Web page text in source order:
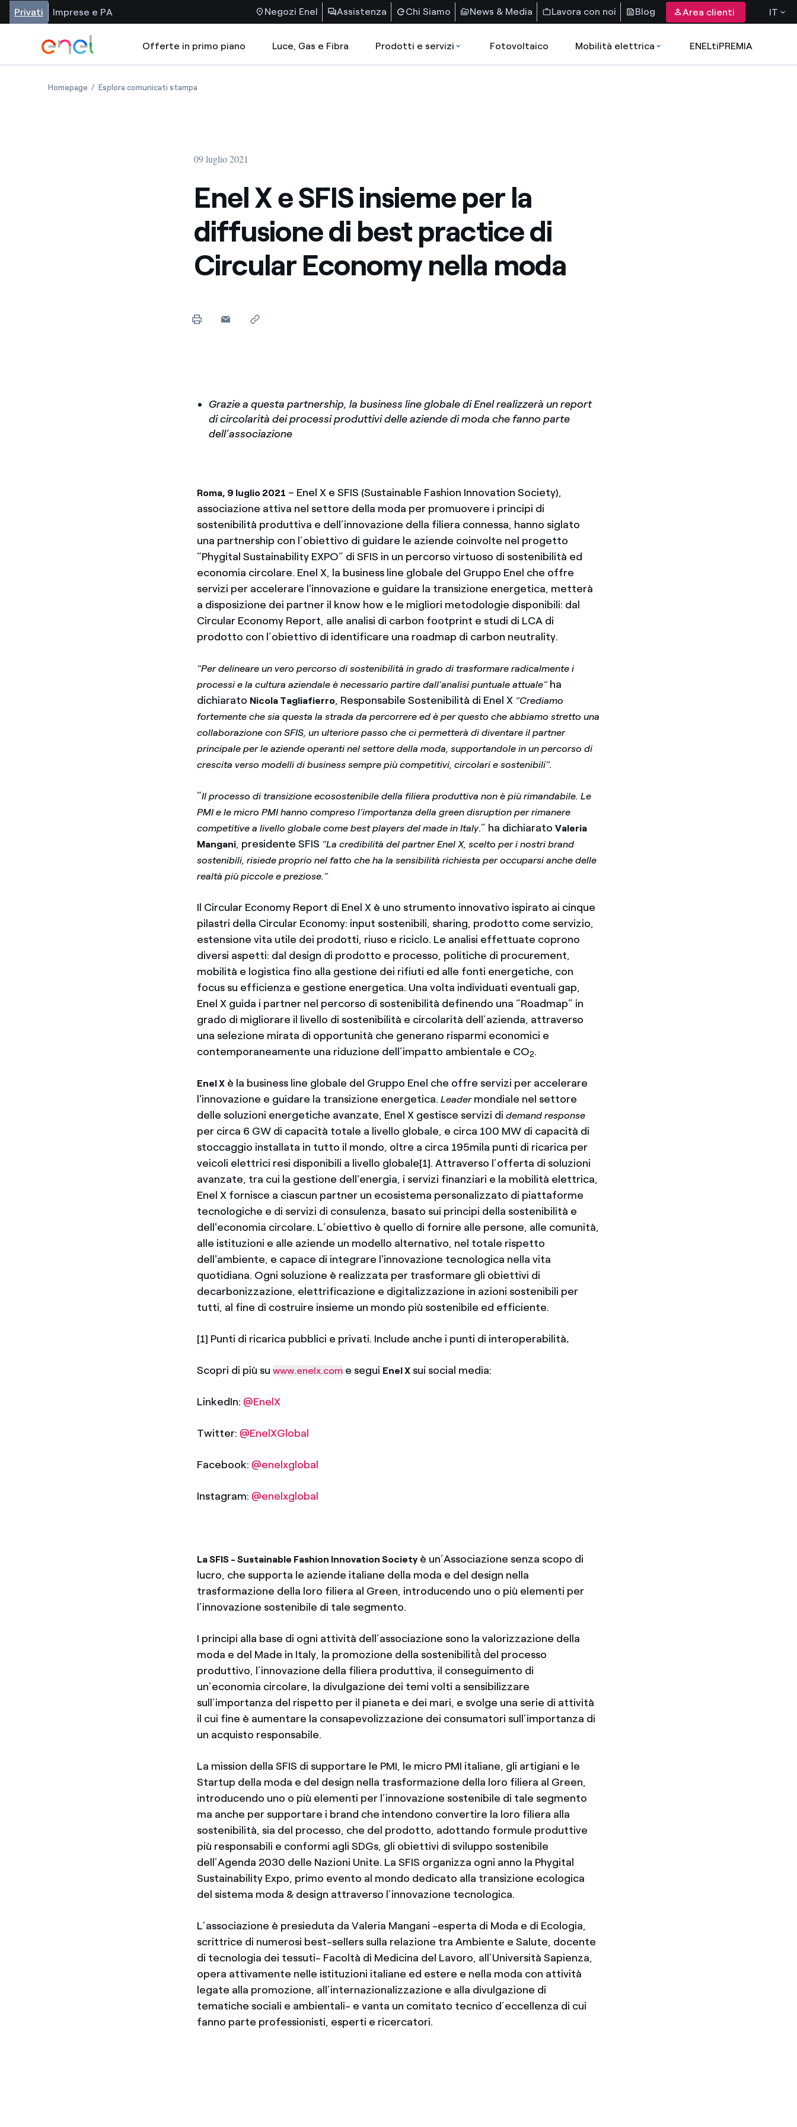
Privati Imprese e PA Negozi Enel Assistenza Chi Siamo News & Media Lavora con noi Blog Area clienti IT
Offerte in primo piano Luce, Gas e Fibra Prodotti e servizi Fotovoltaico Mobilità elettrica ENELtiPREMIA
Homepage Esplora comunicati stampa
09 luglio 2021
Enel X e SFIS insieme per la
diffusione di best practice di
Circular Economy nella moda
Grazie a questa partnership, la business line globale di Enel realizzerà un report
di circolarità dei processi produttivi delle aziende di moda che fanno parte
dell’associazione
Roma, 9 luglio 2021 – Enel X e SFIS (Sustainable Fashion Innovation Society),
associazione attiva nel settore della moda per promuovere i principi di
sostenibilità produttiva e dell’innovazione della filiera connessa, hanno siglato
una partnership con l’obiettivo di guidare le aziende coinvolte nel progetto
“Phygital Sustainability EXPO” di SFIS in un percorso virtuoso di sostenibilità ed
economia circolare. Enel X, la business line globale del Gruppo Enel che offre
servizi per accelerare l'innovazione e guidare la transizione energetica, metterà
a disposizione dei partner il know how e le migliori metodologie disponibili: dal
Circular Economy Report, alle analisi di carbon footprint e studi di LCA di
prodotto con l’obiettivo di identificare una roadmap di carbon neutrality.
“Per delineare un vero percorso di sostenibilità in grado di trasformare radicalmente i
processi e la cultura aziendale è necessario partire dall’analisi puntuale attuale” ha
dichiarato Nicola Tagliafierro, Responsabile Sostenibilità di Enel X “Crediamo
fortemente che sia questa la strada da percorrere ed è per questo che abbiamo stretto una
collaborazione con SFIS, un ulteriore passo che ci permetterà di diventare il partner
principale per le aziende operanti nel settore della moda, supportandole in un percorso di
crescita verso modelli di business sempre più competitivi, circolari e sostenibili”.
“Il processo di transizione ecosostenibile della filiera produttiva non è più rimandabile. Le
PMI e le micro PMI hanno compreso l’importanza della green disruption per rimanere
competitive a livello globale come best players del made in Italy.” ha dichiaratoValeria
Mangani, presidente SFIS “La credibilità del partner Enel X, scelto per i nostri brand
sostenibili, risiede proprio nel fatto che ha la sensibilità richiesta per occuparsi anche delle
realtà più piccole e preziose.”
Il Circular Economy Report di Enel X è uno strumento innovativo ispirato ai cinque
pilastri della Circular Economy: input sostenibili, sharing, prodotto come servizio,
estensione vita utile dei prodotti, riuso e riciclo. Le analisi effettuate coprono
diversi aspetti: dal design di prodotto e processo, politiche di procurement,
mobilità e logistica fino alla gestione dei rifiuti ed alle fonti energetiche, con
focus su efficienza e gestione energetica. Una volta individuati eventuali gap,
Enel X guida i partner nel percorso di sostenibilità definendo una “Roadmap” in
grado di migliorare il livello di sostenibilità e circolarità dell’azienda, attraverso
una selezione mirata di opportunità che generano risparmi economici e
contemporaneamente una riduzione dell’impatto ambientale e CO2.
Enel X è la business line globale del Gruppo Enel che offre servizi per accelerare
l'innovazione e guidare la transizione energetica.Leader mondiale nel settore
delle soluzioni energetiche avanzate, Enel X gestisce servizi didemand response
per circa 6 GW di capacità totale a livello globale, e circa 100 MW di capacità di
stoccaggio installata in tutto il mondo, oltre a circa 195mila punti di ricarica per
veicoli elettrici resi disponibili a livello globale[1]. Attraverso l’offerta di soluzioni
avanzate, tra cui la gestione dell'energia, i servizi finanziari e la mobilità elettrica,
Enel X fornisce a ciascun partner un ecosistema personalizzato di piattaforme
tecnologiche e di servizi di consulenza, basato sui principi della sostenibilità e
dell'economia circolare. L’obiettivo è quello di fornire alle persone, alle comunità,
alle istituzioni e alle aziende un modello alternativo, nel totale rispetto
dell'ambiente, e capace di integrare l'innovazione tecnologica nella vita
quotidiana. Ogni soluzione è realizzata per trasformare gli obiettivi di
decarbonizzazione, elettrificazione e digitalizzazione in azioni sostenibili per
tutti, al fine di costruire insieme un mondo più sostenibile ed efficiente.
[1] Punti di ricarica pubblici e privati. Include anche i punti di interoperabilità.
Scopri di più suwww.enelx.com e segui Enel X sui social media:
LinkedIn: @EnelX
Twitter: @EnelXGlobal
Facebook: @enelxglobal
Instagram: @enelxglobal
La SFIS - Sustainable Fashion Innovation Society è un’Associazione senza scopo di
lucro, che supporta le aziende italiane della moda e del design nella
trasformazione della loro filiera al Green, introducendo uno o più elementi per
l’innovazione sostenibile di tale segmento.
I principi alla base di ogni attività dell’associazione sono la valorizzazione della
moda e del Made in Italy, la promozione della sostenibilità̀ del processo
produttivo, l’innovazione della filiera produttiva, il conseguimento di
un’economia circolare, la divulgazione dei temi volti a sensibilizzare
sull’importanza del rispetto per il pianeta e dei mari, e svolge una serie di attività
il cui fine è aumentare la consapevolizzazione dei consumatori sull’importanza di
un acquisto responsabile.
La mission della SFIS di supportare le PMI, le micro PMI italiane, gli artigiani e le
Startup della moda e del design nella trasformazione della loro filiera al Green,
introducendo uno o più elementi per l’innovazione sostenibile di tale segmento
ma anche per supportare i brand che intendono convertire la loro filiera alla
sostenibilità, sia del processo, che del prodotto, adottando formule produttive
più responsabili e conformi agli SDGs, gli obiettivi di sviluppo sostenibile
dell’Agenda 2030 delle Nazioni Unite. La SFIS organizza ogni anno la Phygital
Sustainability Expo, primo evento al mondo dedicato alla transizione ecologica
del sistema moda & design attraverso l’innovazione tecnologica.
L’associazione è presieduta da Valeria Mangani -esperta di Moda e di Ecologia,
scrittrice di numerosi best-sellers sulla relazione tra Ambiente e Salute, docente
di tecnologia dei tessuti- Facoltà di Medicina del Lavoro, all’Università Sapienza,
opera attivamente nelle istituzioni italiane ed estere e nella moda con attività
legate alla promozione, all’internazionalizzazione e alla divulgazione di
tematiche sociali e ambientali- e vanta un comitato tecnico d’eccellenza di cui
fanno parte professionisti, esperti e ricercatori.